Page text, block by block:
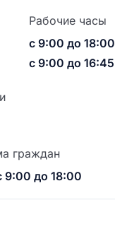
Рабочие часы
с 9:00 до 18:00
с 9:00 до 16:45
граждан
9:00 до 18:00